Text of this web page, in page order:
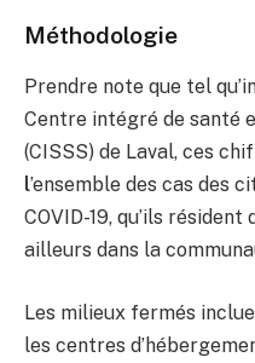
Méthodologie
Prendre note que tel
Centre intégré de santé
(CISSS) de Laval, ces
l’ensemble des cas des
COVID-19, qu’ils résident
ailleurs dans la
Les milieux fermés
les centres